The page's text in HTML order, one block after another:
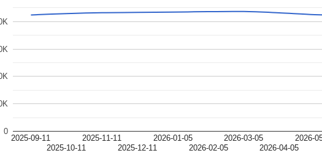
2025-09-11
2025-10-11
2025-11-11
2025-12-11
2026-01-05
2026-02-05
2026-03-05
2026-04-05
2026-
0